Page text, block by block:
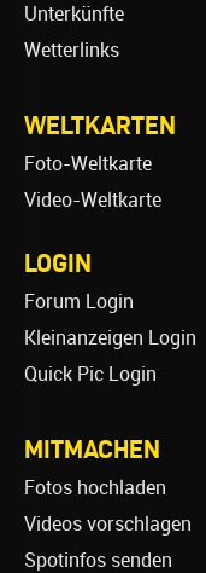
Unterkünfte
Wetterlinks
WELTKARTEN
Foto-Weltkarte
Video-Weltkarte
LOGIN
Forum Login
Kleinanzeigen Login
Quick Pic Login
MITMACHEN
Fotos hochladen
Videos vorschlagen
Spotinfos senden